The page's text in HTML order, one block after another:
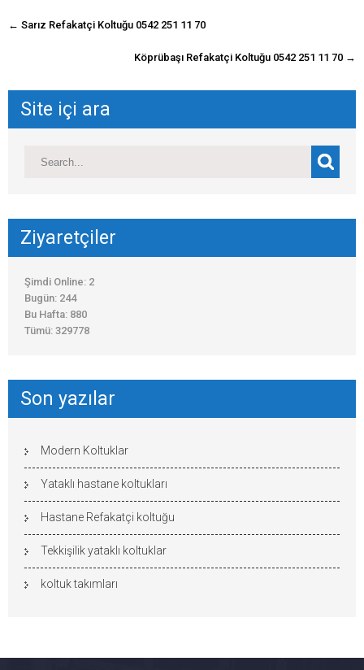
navigasyon
← Sarız Refakatçi Koltuğu 0542 251 11 70
Köprübaşı Refakatçi Koltuğu 0542 251 11 70 →
Site içi ara
Ziyaretçiler
Şimdi Online: 2
Bugün: 244
Bu Hafta: 880
Tümü: 329778
Son yazılar
Modern Koltuklar
Yataklı hastane koltukları
Hastane Refakatçi koltuğu
Tekkişilik yataklı koltuklar
koltuk takımları